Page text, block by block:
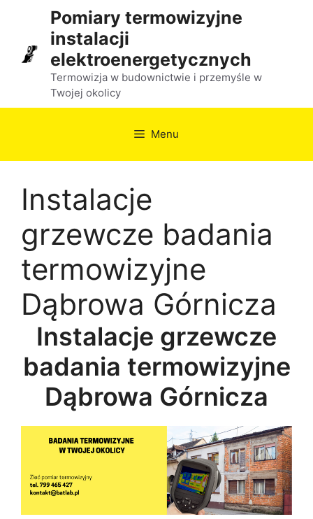
treści
Pomiary termowizyjne
instalacji
elektroenergetycznych
Termowizja w budownictwie i przemyśle w
Twojej okolicy
Menu
Instalacje
grzewcze badania
termowizyjne
Dąbrowa Górnicza
Instalacje grzewcze
badania termowizyjne
Dąbrowa Górnicza